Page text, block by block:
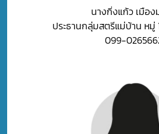
นางกิ่งแก้ว เมือ
ประธานกลุ่มสตรีแม่บ้าน หมู่
099-